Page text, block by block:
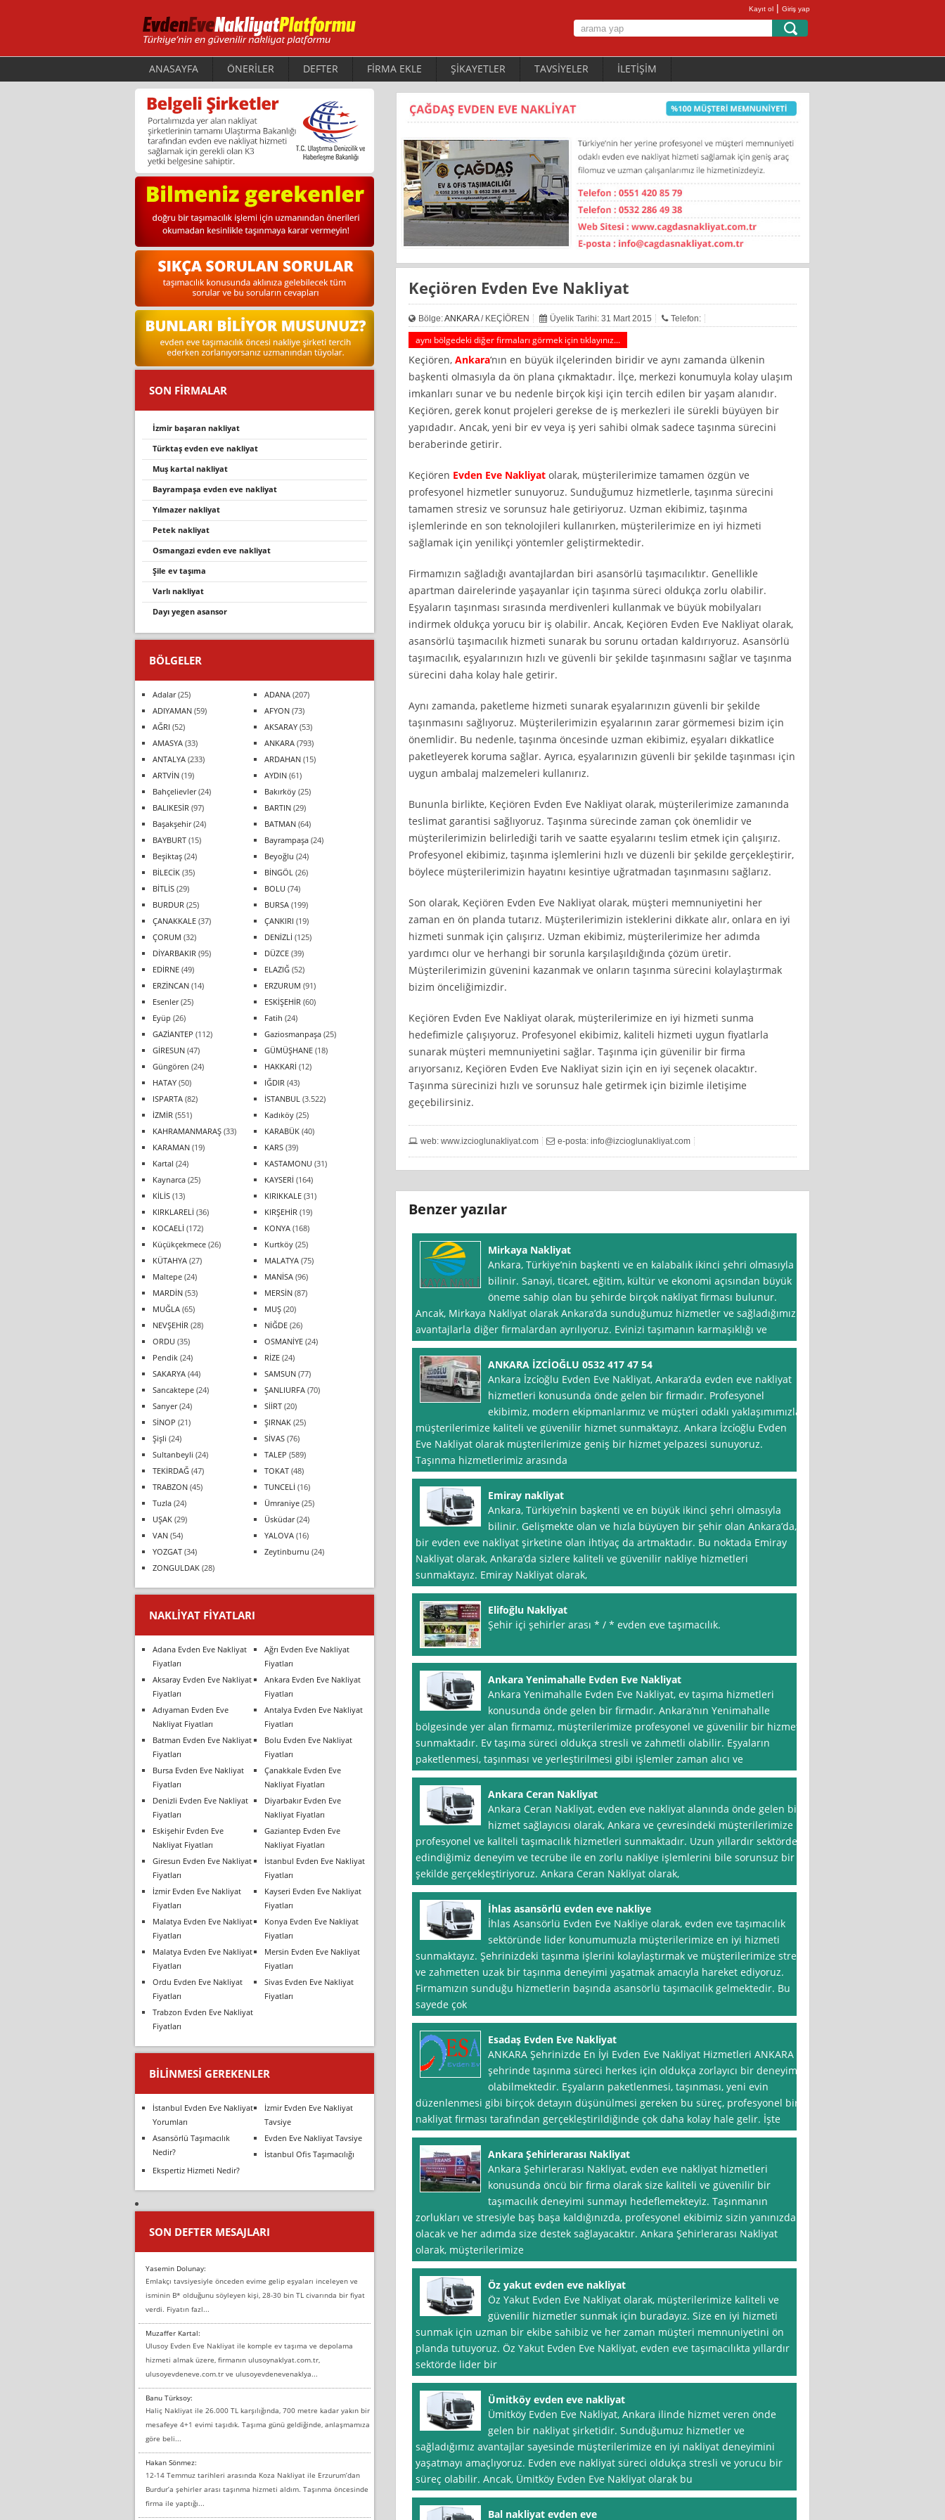
Kayıt ol | Giriş yap
ANASAYFA ÖNERİLER DEFTER FİRMA EKLE ŞİKAYETLER TAVSİYELER İLETİŞİM
Keçiören Evden Eve Nakliyat
Bölge:ANKARA/ KEÇİÖREN Üyelik Tarihi: 31 Mart 2015 Telefon:
aynı bölgedeki diğer firmaları görmek için tıklayınız...
Keçiören, Ankara‘nın en büyük ilçelerinden biridir ve aynı zamanda ülkenin
başkenti olmasıyla da ön plana çıkmaktadır. İlçe, merkezi konumuyla kolay ulaşım
imkanları sunar ve bu nedenle birçok kişi için tercih edilen bir yaşam alanıdır.
Keçiören, gerek konut projeleri gerekse de iş merkezleri ile sürekli büyüyen bir
yapıdadır. Ancak, yeni bir ev veya iş yeri sahibi olmak sadece taşınma sürecini
beraberinde getirir.
Keçiören Evden Eve Nakliyatolarak, müşterilerimize tamamen özgün ve
profesyonel hizmetler sunuyoruz. Sunduğumuz hizmetlerle, taşınma sürecini
tamamen stresiz ve sorunsuz hale getiriyoruz. Uzman ekibimiz, taşınma
işlemlerinde en son teknolojileri kullanırken, müşterilerimize en iyi hizmeti
sağlamak için yenilikçi yöntemler geliştirmektedir.
Firmamızın sağladığı avantajlardan biri asansörlü taşımacılıktır. Genellikle
apartman dairelerinde yaşayanlar için taşınma süreci oldukça zorlu olabilir.
Eşyaların taşınması sırasında merdivenleri kullanmak ve büyük mobilyaları
indirmek oldukça yorucu bir iş olabilir. Ancak, Keçiören Evden Eve Nakliyat olarak,
asansörlü taşımacılık hizmeti sunarak bu sorunu ortadan kaldırıyoruz. Asansörlü
taşımacılık, eşyalarınızın hızlı ve güvenli bir şekilde taşınmasını sağlar ve taşınma
sürecini daha kolay hale getirir.
Aynı zamanda, paketleme hizmeti sunarak eşyalarınızın güvenli bir şekilde
taşınmasını sağlıyoruz. Müşterilerimizin eşyalarının zarar görmemesi bizim için
önemlidir. Bu nedenle, taşınma öncesinde uzman ekibimiz, eşyaları dikkatlice
paketleyerek koruma sağlar. Ayrıca, eşyalarınızın güvenli bir şekilde taşınması için
uygun ambalaj malzemeleri kullanırız.
Bununla birlikte, Keçiören Evden Eve Nakliyat olarak, müşterilerimize zamanında
teslimat garantisi sağlıyoruz. Taşınma sürecinde zaman çok önemlidir ve
müşterilerimizin belirlediği tarih ve saatte eşyalarını teslim etmek için çalışırız.
Profesyonel ekibimiz, taşınma işlemlerini hızlı ve düzenli bir şekilde gerçekleştirir,
böylece müşterilerimizin hayatını kesintiye uğratmadan taşınmasını sağlarız.
Son olarak, Keçiören Evden Eve Nakliyat olarak, müşteri memnuniyetini her
zaman en ön planda tutarız. Müşterilerimizin isteklerini dikkate alır, onlara en iyi
hizmeti sunmak için çalışırız. Uzman ekibimiz, müşterilerimize her adımda
yardımcı olur ve herhangi bir sorunla karşılaşıldığında çözüm üretir.
Müşterilerimizin güvenini kazanmak ve onların taşınma sürecini kolaylaştırmak
bizim önceliğimizdir.
Keçiören Evden Eve Nakliyat olarak, müşterilerimize en iyi hizmeti sunma
hedefimizle çalışıyoruz. Profesyonel ekibimiz, kaliteli hizmeti uygun fiyatlarla
sunarak müşteri memnuniyetini sağlar. Taşınma için güvenilir bir firma
arıyorsanız, Keçiören Evden Eve Nakliyat sizin için en iyi seçenek olacaktır.
Taşınma sürecinizi hızlı ve sorunsuz hale getirmek için bizimle iletişime
geçebilirsiniz.
web: www.izcioglunakliyat.com e-posta: info@izcioglunakliyat.com
Benzer yazılar
Mirkaya Nakliyat
Ankara, Türkiye’nin başkenti ve en kalabalık ikinci şehri olmasıyla
bilinir. Sanayi, ticaret, eğitim, kültür ve ekonomi açısından büyük
öneme sahip olan bu şehirde birçok nakliyat firması bulunur.
Ancak, Mirkaya Nakliyat olarak Ankara’da sunduğumuz hizmetler ve sağladığımız
avantajlarla diğer firmalardan ayrılıyoruz. Evinizi taşımanın karmaşıklığı ve
ANKARA İZCİOĞLU 0532 417 47 54
Ankara İzci̇oğlu Evden Eve Nakliyat, Ankara’da evden eve nakliyat
hizmetleri konusunda önde gelen bir firmadır. Profesyonel
ekibimiz, modern ekipmanlarımız ve müşteri odaklı yaklaşımımızla
müşterilerimize kaliteli ve güvenilir hizmet sunmaktayız. Ankara İzci̇oğlu Evden
Eve Nakliyat olarak müşterilerimize geniş bir hizmet yelpazesi sunuyoruz.
Taşınma hizmetlerimiz arasında
Emiray nakliyat
Ankara, Türkiye’nin başkenti ve en büyük ikinci şehri olmasıyla
bilinir. Gelişmekte olan ve hızla büyüyen bir şehir olan Ankara’da,
bir evden eve nakliyat şirketine olan ihtiyaç da artmaktadır. Bu noktada Emiray
Nakliyat olarak, Ankara’da sizlere kaliteli ve güvenilir nakliye hizmetleri
sunmaktayız. Emiray Nakliyat olarak,
Elifoğlu Nakliyat
Şehir içi şehirler arası * / * evden eve taşımacılık.
Ankara Yenimahalle Evden Eve Nakliyat
Ankara Yenimahalle Evden Eve Nakliyat, ev taşıma hizmetleri
konusunda önde gelen bir firmadır. Ankara’nın Yenimahalle
bölgesinde yer alan firmamız, müşterilerimize profesyonel ve güvenilir bir hizmet
sunmaktadır. Ev taşıma süreci oldukça stresli ve zahmetli olabilir. Eşyaların
paketlenmesi, taşınması ve yerleştirilmesi gibi işlemler zaman alıcı ve
Ankara Ceran Nakliyat
Ankara Ceran Nakliyat, evden eve nakliyat alanında önde gelen bir
hizmet sağlayıcısı olarak, Ankara ve çevresindeki müşterilerimize
profesyonel ve kaliteli taşımacılık hizmetleri sunmaktadır. Uzun yıllardır sektörde
edindiğimiz deneyim ve tecrübe ile en zorlu nakliye işlemlerini bile sorunsuz bir
şekilde gerçekleştiriyoruz. Ankara Ceran Nakliyat olarak,
İhlas asansörlü evden eve nakliye
İhlas Asansörlü Evden Eve Nakliye olarak, evden eve taşımacılık
sektöründe lider konumumuzla müşterilerimize en iyi hizmeti
sunmaktayız. Şehrinizdeki taşınma işlerini kolaylaştırmak ve müşterilerimize stres
ve zahmetten uzak bir taşınma deneyimi yaşatmak amacıyla hareket ediyoruz.
Firmamızın sunduğu hizmetlerin başında asansörlü taşımacılık gelmektedir. Bu
sayede çok
Esadaş Evden Eve Nakliyat
ANKARA Şehrinizde En İyi Evden Eve Nakliyat Hizmetleri ANKARA
şehrinde taşınma süreci herkes için oldukça zorlayıcı bir deneyim
olabilmektedir. Eşyaların paketlenmesi, taşınması, yeni evin
düzenlenmesi gibi birçok detayın düşünülmesi gereken bu süreç, profesyonel bir
nakliyat firması tarafından gerçekleştirildiğinde çok daha kolay hale gelir. İşte
Ankara Şehirlerarası Nakliyat
Ankara Şehirlerarası Nakliyat, evden eve nakliyat hizmetleri
konusunda öncü bir firma olarak size kaliteli ve güvenilir bir
taşımacılık deneyimi sunmayı hedeflemekteyiz. Taşınmanın
zorlukları ve stresiyle baş başa kaldığınızda, profesyonel ekibimiz sizin yanınızda
olacak ve her adımda size destek sağlayacaktır. Ankara Şehirlerarası Nakliyat
olarak, müşterilerimize
Öz yakut evden eve nakliyat
Öz Yakut Evden Eve Nakliyat olarak, müşterilerimize kaliteli ve
güvenilir hizmetler sunmak için buradayız. Size en iyi hizmeti
sunmak için uzman bir ekibe sahibiz ve her zaman müşteri memnuniyetini ön
planda tutuyoruz. Öz Yakut Evden Eve Nakliyat, evden eve taşımacılıkta yıllardır
sektörde lider bir
Ümitköy evden eve nakliyat
Ümitköy Evden Eve Nakliyat, Ankara ilinde hizmet veren önde
gelen bir nakliyat şirketidir. Sunduğumuz hizmetler ve
sağladığımız avantajlar sayesinde müşterilerimize en iyi nakliyat deneyimini
yaşatmayı amaçlıyoruz. Evden eve nakliyat süreci oldukça stresli ve yorucu bir
süreç olabilir. Ancak, Ümitköy Evden Eve Nakliyat olarak bu
Bal nakliyat evden eve
SON FİRMALAR
i̇zmir başaran nakliyat
türktaş evden eve nakli̇yat
muş kartal nakliyat
bayrampaşa evden eve nakli̇yat
yilmazer nakli̇yat
petek nakli̇yat
osmangazi evden eve nakliyat
şile ev taşıma
varli nakli̇yat
dayı yegen asansor
BÖLGELER
Adalar(25) ADANA (207)
ADIYAMAN (59) AFYON (73)
AĞRI (52) AKSARAY (53)
AMASYA (33) ANKARA (793)
ANTALYA (233) ARDAHAN (15)
ARTVİN (19) AYDIN (61)
Bahçelievler(24) Bakırköy (25)
BALIKESİR (97) BARTIN (29)
Başakşehir(24) BATMAN (64)
BAYBURT (15) Bayrampaşa (24)
Beşiktaş (24) Beyoğlu (24)
BİLECİK (35) BİNGÖL (26)
BİTLİS (29) BOLU (74)
BURDUR (25) BURSA (199)
ÇANAKKALE (37) ÇANKIRI (19)
ÇORUM (32) DENİZLİ (125)
DİYARBAKIR (95) DÜZCE (39)
EDİRNE (49) ELAZIĞ (52)
ERZİNCAN (14) ERZURUM (91)
Esenler(25) ESKİŞEHİR (60)
Eyüp (26) Fatih (24)
GAZİANTEP (112) Gaziosmanpaşa (25)
GİRESUN (47) GÜMÜŞHANE (18)
Güngören (24) HAKKARİ (12)
HATAY (50) IĞDIR (43)
ISPARTA (82) İSTANBUL (3.522)
İZMİR (551) Kadıköy (25)
KAHRAMANMARAŞ (33) KARABÜK (40)
KARAMAN (19) KARS (39)
Kartal (24) KASTAMONU (31)
Kaynarca (25) KAYSERİ (164)
KİLİS (13) KIRIKKALE (31)
KIRKLARELİ (36) KIRŞEHİR (19)
KOCAELİ (172) KONYA (168)
Küçükçekmece (26) Kurtköy (25)
KÜTAHYA (27) MALATYA (75)
Maltepe (24) MANİSA (96)
MARDİN (53) MERSİN (87)
MUĞLA (65) MUŞ (20)
NEVŞEHİR (28) NİĞDE (26)
ORDU (35) OSMANİYE (24)
Pendik (24) RİZE (24)
SAKARYA (44) SAMSUN (77)
Sancaktepe (24) ŞANLIURFA (70)
Sarıyer(24) SİİRT (20)
SİNOP (21) ŞIRNAK (25)
Şişli (24) SİVAS (76)
Sultanbeyli (24) TALEP (589)
TEKİRDAĞ (47) TOKAT (48)
TRABZON (45) TUNCELİ (16)
Tuzla (24) Ümraniye (25)
UŞAK (29) Üsküdar(24)
VAN (54) YALOVA (16)
YOZGAT (34) Zeytinburnu (24)
ZONGULDAK (28)
NAKLIYAT FIYATLARI
Adana Evden Eve Nakliyat
Fiyatları
Ağrı Evden Eve Nakliyat
Fiyatları
Aksaray Evden Eve Nakliyat
Fiyatları
Ankara Evden Eve Nakliyat
Fiyatları
Adıyaman Evden Eve
Nakliyat Fiyatları
Antalya Evden Eve Nakliyat
Fiyatları
Batman Evden Eve Nakliyat
Fiyatları
Bolu Evden Eve Nakliyat
Fiyatları
Bursa Evden Eve Nakliyat
Fiyatları
Çanakkale Evden Eve
Nakliyat Fiyatları
Denizli Evden Eve Nakliyat
Fiyatları
Diyarbakır Evden Eve
Nakliyat Fiyatları
Eskişehir Evden Eve
Nakliyat Fiyatları
Gaziantep Evden Eve
Nakliyat Fiyatları
Giresun Evden Eve Nakliyat
Fiyatları
İstanbul Evden Eve Nakliyat
Fiyatları
İzmir Evden Eve Nakliyat
Fiyatları
Kayseri Evden Eve Nakliyat
Fiyatları
Malatya Evden Eve Nakliyat
Fiyatları
Konya Evden Eve Nakliyat
Fiyatları
Malatya Evden Eve Nakliyat
Fiyatları
Mersin Evden Eve Nakliyat
Fiyatları
Ordu Evden Eve Nakliyat
Fiyatları
Sivas Evden Eve Nakliyat
Fiyatları
Trabzon Evden Eve Nakliyat
Fiyatları
BILINMESI GEREKENLER
İstanbul Evden Eve Nakliyat
Yorumları
İzmir Evden Eve Nakliyat
Tavsiye
Asansörlü Taşımacılık
Nedir?
Evden Eve Nakliyat Tavsiye
İstanbul Ofis Taşımacılığı
Ekspertiz Hizmeti Nedir?
SON DEFTER MESAJLARI
Yasemin Dolunay:
Emlakçı tavsiyesiyle önceden evime gelip eşyaları inceleyen ve
isminin B* olduğunu söyleyen kişi, 28-30 bin TL civarında bir fiyat
verdi. Fiyatın fazl...
Muzaffer Kartal:
Ulusoy Evden Eve Nakliyat ile komple ev taşıma ve depolama
hizmeti almak üzere, firmanın ulusoynaklyat.com.tr,
ulusoyevdeneve.com.tr ve ulusoyevdenevenaklya...
Banu Türksoy:
Haliç Nakliyat ile 26.000 TL karşılığında, 700 metre kadar yakın bir
mesafeye 4+1 evimi taşıdık. Taşıma günü geldiğinde, anlaşmamıza
göre beli...
Hakan Sönmez:
12-14 Temmuz tarihleri arasında Koza Nakliyat ile Erzurum’dan
Burdur’a şehirler arası taşınma hizmeti aldım. Taşınma öncesinde
firma ile yaptığı...